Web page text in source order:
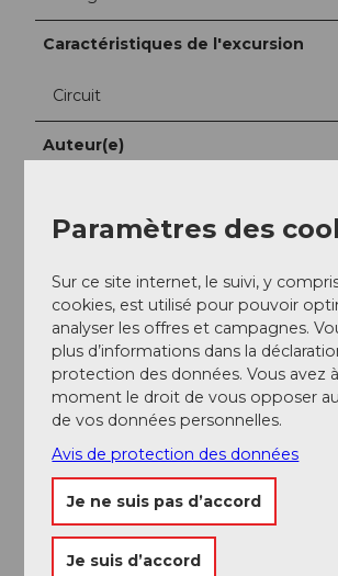
Caractéristiques de l'excursion
Circuit
Auteur(e)
Organisation
Conseil de l'auteur
Le parcours est signalé en continu
412.
Carte
Carte Gravel et randonnée du canton
Paramètres des
Sur ce site internet, le suivi, y compris
cookies, est utilisé pour pouvoir
analyser les offres et campagnes.
plus d’informations dans la
protection des données. Vous avez
moment le droit de vous opposer
de vos données personnelles.
Avis de protection des données
Je ne suis pas d’accord
Je suis d’accord